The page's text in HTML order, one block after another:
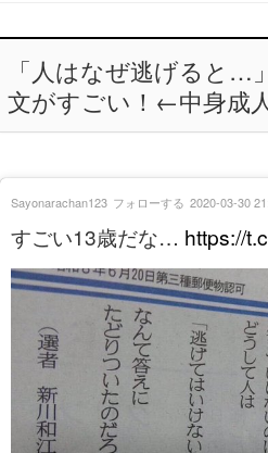
「人はなぜ逃げると…
文がすごい！←中身成
すごい13歳だな… https://
Sayonarachan123 フォローする 2020-03-30